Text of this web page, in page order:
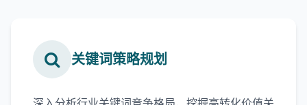
关键词策略规划